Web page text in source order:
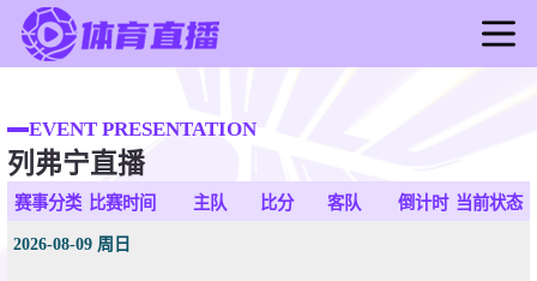
足球直播
篮球直播
足球录像
EVENT PRESENTATION
列弗宁直播
赛事分类 比赛时间 主队 比分 客队 倒计时 当前状态
2026-08-09 周日